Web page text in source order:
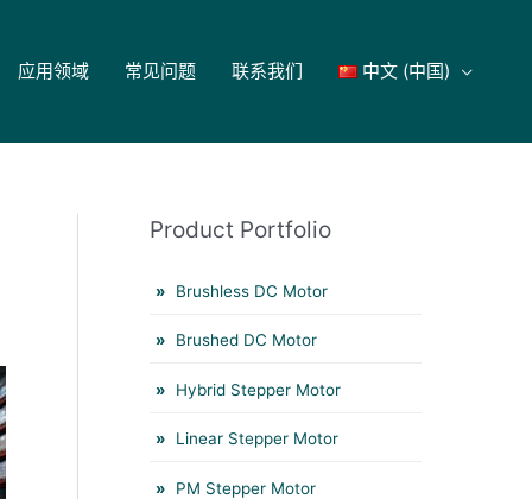
应用领域 常见问题 联系我们 中文 (中国)
Product Portfolio
Brushless DC Motor
Brushed DC Motor
Hybrid Stepper Motor
Linear Stepper Motor
PM Stepper Motor